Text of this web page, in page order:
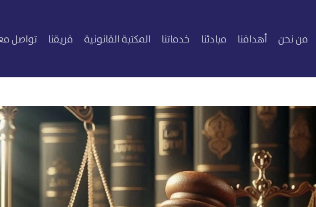
من نحن أهدافنا مبادئنا خدماتنا المكتبة القانونية فريقنا تواصل